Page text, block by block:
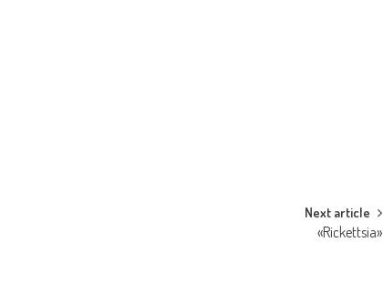
Next article
«Rickettsia»